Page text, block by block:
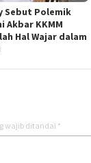
Sebut Polemik
Akbar KKMM
Hal Wajar dalam
wajib ditandai *